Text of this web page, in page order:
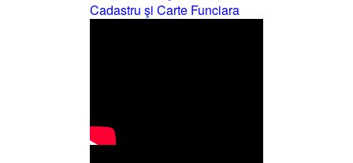
Cadastru şi Carte Funciara